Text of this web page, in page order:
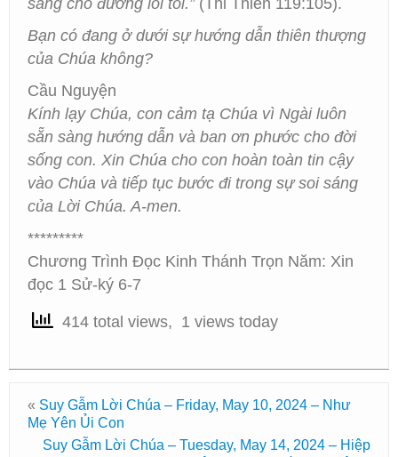
sáng cho đường lối tôi.”(Thi Thiên 119:105).
Bạn có đang ở dưới sự hướng dẫn thiên thượng
của Chúa không?
Cầu Nguyện
Kính lạy Chúa, con cảm tạ Chúa vì Ngài luôn
sẵn sàng hướng dẫn và ban ơn phước cho đời
sống con. Xin Chúa cho con hoàn toàn tin cậy
vào Chúa và tiếp tục bước đi trong sự soi sáng
của Lời Chúa. A-men.
*********
Chương Trình Đọc Kinh Thánh Trọn Năm: Xin
đọc 1 Sử-ký 6-7
414 total views, 1 views today
« Suy Gẫm Lời Chúa – Friday, May 10, 2024 – Như
Mẹ Yên Ủi Con
Suy Gẫm Lời Chúa – Tuesday, May 14, 2024 – Hiệp